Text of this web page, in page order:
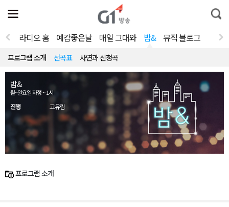
전
체
뉴
열
통
합
라디오 홈 예감좋은날 매일 그대와 밤& 뮤직 블로그
프로그램 소개 선곡표 사연과 신청곡
밤&
월~일요일 자정 ~ 1시
진행 고유림
프로그램 소개